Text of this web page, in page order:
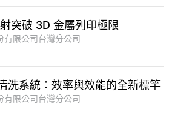
突破 3D 金屬列印極限
有限公司台灣分公司
洗系統：效率與效能的全新標竿
有限公司台灣分公司